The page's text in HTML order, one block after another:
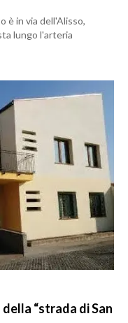
è in via dell'Alisso,
lungo l'arteria
“strada di San